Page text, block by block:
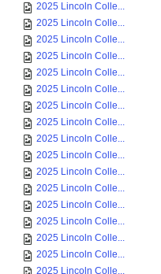
2025 Lincoln Colle...
2025 Lincoln Colle...
2025 Lincoln Colle...
2025 Lincoln Colle...
2025 Lincoln Colle...
2025 Lincoln Colle...
2025 Lincoln Colle...
2025 Lincoln Colle...
2025 Lincoln Colle...
2025 Lincoln Colle...
2025 Lincoln Colle...
2025 Lincoln Colle...
2025 Lincoln Colle...
2025 Lincoln Colle...
2025 Lincoln Colle...
2025 Lincoln Colle...
2025 Lincoln Colle...